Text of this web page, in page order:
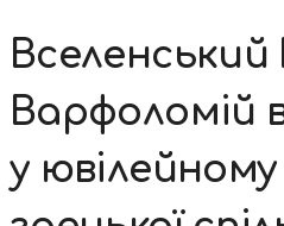
Варфоломій
у ювілейному